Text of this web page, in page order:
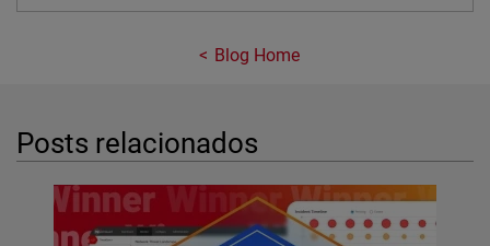
Blog Home
Posts relacionados